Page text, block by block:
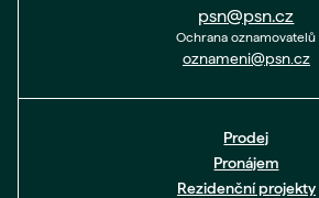
psn@psn.cz
Ochrana oznamovatelů
oznameni@psn.cz
Prodej
Pronájem
Rezidenční projekty